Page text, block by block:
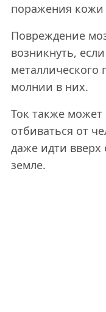
поражения
Повреждение
возникнуть,
металлического
молнии в них.
Ток также
отбиваться от
даже идти вверх
земле.